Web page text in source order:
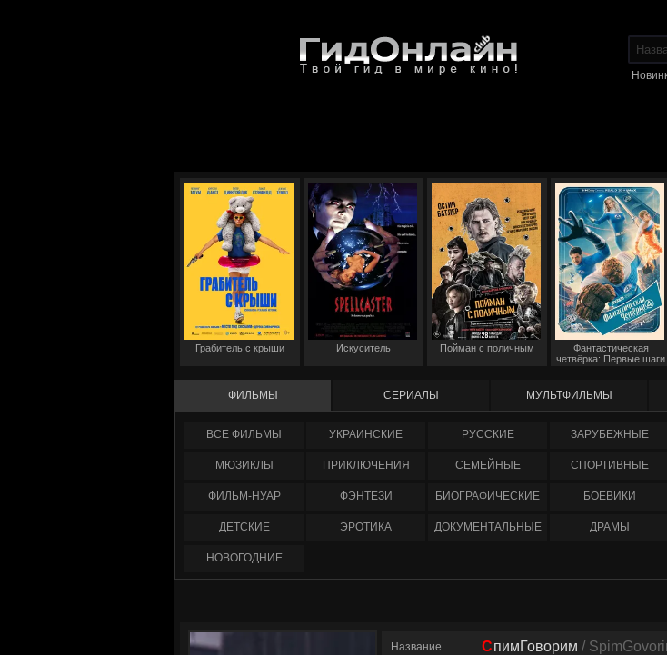
Грабитель с крыши Искуситель Пойман с поличным
Фантастическая
четвёрка: Первые шаги
ФИЛЬМЫ СЕРИАЛЫ МУЛЬТФИЛЬМЫ
ФИЛЬМЫ УКРАИНCКИЕ РУССКИЕ ЗАРУБЕЖНЫЕ
МЮЗИКЛЫ ПРИКЛЮЧЕНИЯ СЕМЕЙНЫЕ СПОРТИВНЫЕ
ФИЛЬМ-НУАР ФЭНТЕЗИ БИОГРАФИЧЕСКИЕ БОЕВИКИ
ДЕТСКИЕ ЭРОТИКА ДОКУМЕНТАЛЬНЫЕ ДРАМЫ
НОВОГОДНИЕ
Название СпимГоворим /